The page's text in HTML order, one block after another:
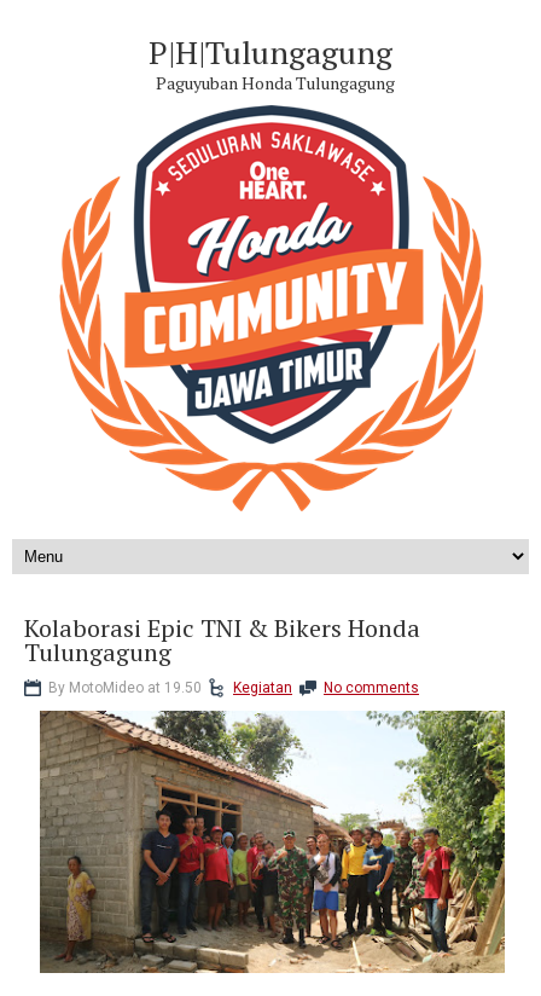
P|H|Tulungagung
Paguyuban Honda Tulungagung
Kolaborasi Epic TNI & Bikers Honda
Tulungagung
By MotoMideo at 19.50 Kegiatan No comments